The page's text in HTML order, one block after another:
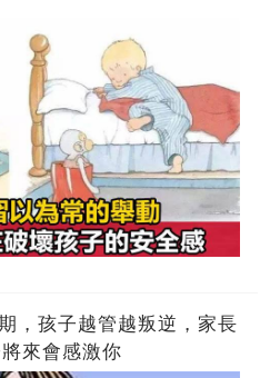
，孩子越管越叛逆，家長
來會感激你